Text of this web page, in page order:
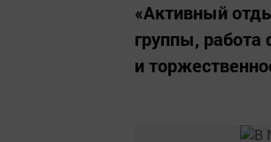
«Активный
группы,
и